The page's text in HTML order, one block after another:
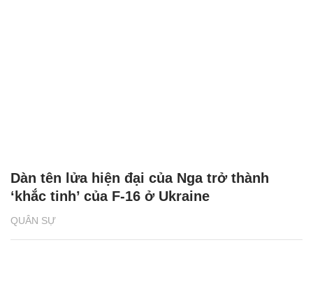
QUÂN SỰ
Dàn tên lửa hiện đại của Nga trở thành
‘khắc tinh’ của F-16 ở Ukraine